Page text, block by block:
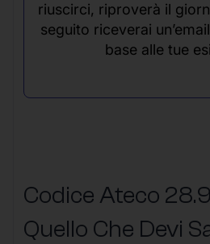
riuscirci, riproverà il
seguito riceverai
base alle tue
Codice Ateco
Quello Che Devi